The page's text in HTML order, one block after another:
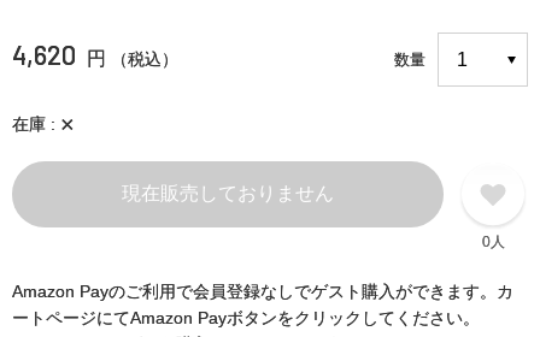
4,620 円 （税込） 数量
在庫 ×
現在販売しておりません
0人
Amazon Payのご利用で会員登録なしでゲスト購入ができます。カ
ートページにてAmazon Payボタンをクリックしてください。